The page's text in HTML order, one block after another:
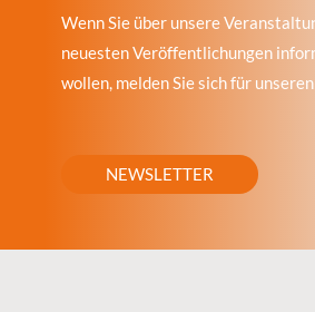
Wenn Sie über unsere
neuesten Veröffentlichungen
wollen, melden Sie sich für
NEWSLETTER